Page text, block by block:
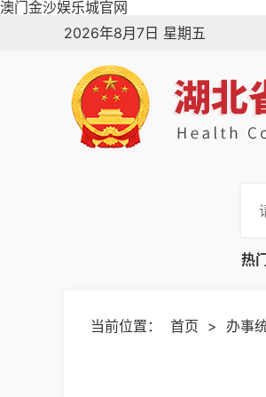
澳门金沙娱乐城官网
2026年8月7日 星期五
热
当前位置： 首页 > 办事